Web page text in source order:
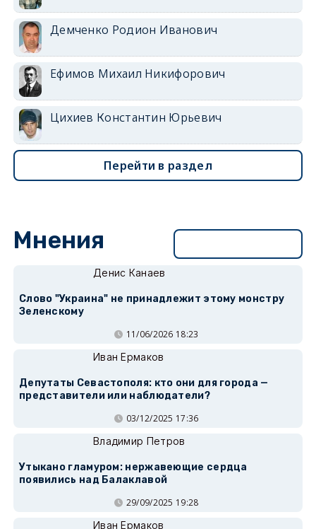
Демченко Родион Иванович
Ефимов Михаил Никифорович
Цихиев Константин Юрьевич
Перейти в раздел
Мнения
Денис Канаев
Слово "Украина" не принадлежит этому монстру
Зеленскому
11/06/2026 18:23
Иван Ермаков
Депутаты Севастополя: кто они для города —
представители или наблюдатели?
03/12/2025 17:36
Владимир Петров
Утыкано гламуром: нержавеющие сердца
появились над Балаклавой
29/09/2025 19:28
Иван Ермаков